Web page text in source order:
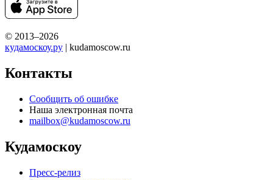
© 2013–2026
кудамоскоу.ру | kudamoscow.ru
Контакты
Сообщить об ошибке
Наша электронная почта
mailbox@kudamoscow.ru
Кудамоскоу
Пресс-релиз